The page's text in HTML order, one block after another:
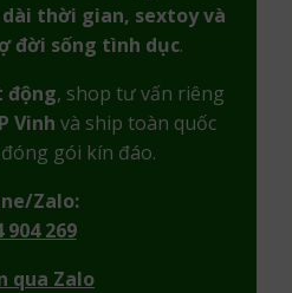
thời gian, sextoy và
đời sống tình dục.
động, shop tư vấn riêng
Vinh và ship toàn quốc
gói kín đáo.
Zalo:
904 269
qua Zalo